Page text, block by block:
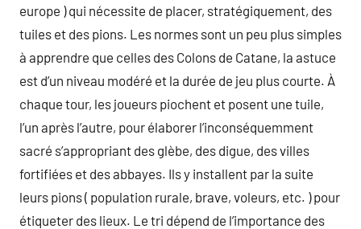
europe ) qui nécessite de placer, stratégiquement, des
tuiles et des pions. Les normes sont un peu plus simples
à apprendre que celles des Colons de Catane, la astuce
est d’un niveau modéré et la durée de jeu plus courte. À
chaque tour, les joueurs piochent et posent une tuile,
l’un après l’autre, pour élaborer l’inconséquemment
sacré s’appropriant des glèbe, des digue, des villes
fortifiées et des abbayes. Ils y installent par la suite
leurs pions ( population rurale, brave, voleurs, etc. ) pour
étiqueter des lieux. Le tri dépend de l’importance des